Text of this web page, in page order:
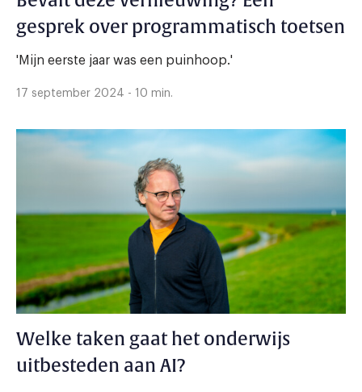
gesprek over programmatisch toetsen
'Mijn eerste jaar was een puinhoop.'
17 september 2024 - 10 min.
Welke taken gaat het onderwijs
uitbesteden aan AI?